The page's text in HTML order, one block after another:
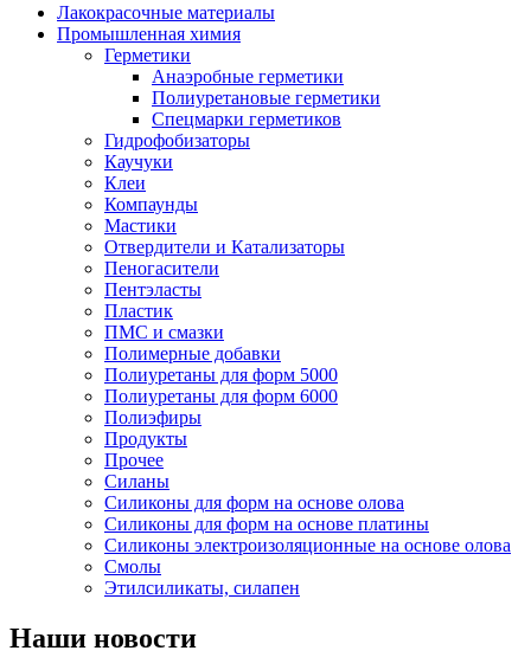
Лакокрасочные материалы
Промышленная химия
Герметики
Анаэробные герметики
Полиуретановые герметики
Спецмарки герметиков
Гидрофобизаторы
Каучуки
Клеи
Компаунды
Мастики
Отвердители и Катализаторы
Пеногасители
Пентэласты
Пластик
ПМС и смазки
Полимерные добавки
Полиуретаны для форм 5000
Полиуретаны для форм 6000
Полиэфиры
Продукты
Прочее
Силаны
Силиконы для форм на основе олова
Силиконы для форм на основе платины
Силиконы электроизоляционные на основе олова
Смолы
Этилсиликаты, силапен
Наши новости